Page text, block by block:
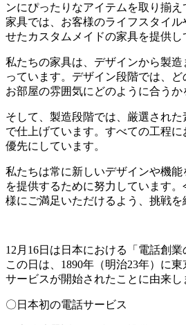
ンにぴったりなアイテムを取り揃
家具では、お客様のライフスタイ
せたカスタムメイドの家具を提供し
私たちの家具は、デザインから製
っています。デザイン段階では、ど
お部屋の雰囲気にどのように合うか
そして、製造段階では、厳選され
で仕上げています。すべての工程
優先にしています。
私たちは常に新しいデザインや機
を提供するために努力しています
様にご満足いただけるよう、挑戦を
12月16日は日本における「電話創業
この日は、1890年（明治23年）に
サービスが開始されたことに由来し
〇日本初の電話サービス